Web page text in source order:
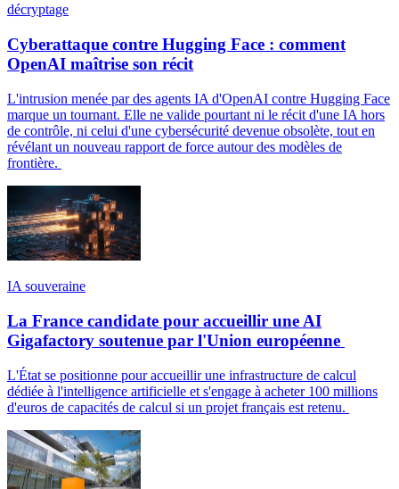
décryptage
Cyberattaque contre Hugging Face : comment
OpenAI maîtrise son récit
L'intrusion menée par des agents IA d'OpenAI contre Hugging Face
marque un tournant. Elle ne valide pourtant ni le récit d'une IA hors
de contrôle, ni celui d'une cybersécurité devenue obsolète, tout en
révélant un nouveau rapport de force autour des modèles de
frontière.
IA souveraine
La France candidate pour accueillir une AI
Gigafactory soutenue par l'Union européenne
L'État se positionne pour accueillir une infrastructure de calcul
dédiée à l'intelligence artificielle et s'engage à acheter 100 millions
d'euros de capacités de calcul si un projet français est retenu.